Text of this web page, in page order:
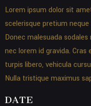
Lorem ipsum dolor sit
scelerisque pretium
Donec malesuada
nec lorem id gravida.
turpis libero, vehicula
Nulla tristique maximus
DATE